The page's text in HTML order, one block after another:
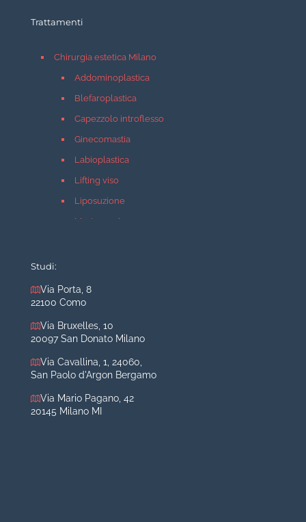
Trattamenti
Chirurgia estetica Milano
Addominoplastica
Blefaroplastica
Capezzolo introflesso
Ginecomastia
Labioplastica
Lifting viso
Liposuzione
Mastopessi
Rinoplastica
Medicina estetica Milano
Acido ialuronico viso
Aumento labbra
Filler
Studi:
Via Porta, 8
22100 Como
Via Bruxelles, 10
20097 San Donato Milano
Via Cavallina, 1, 24060,
San Paolo d'Argon Bergamo
Via Mario Pagano, 42
20145 Milano MI